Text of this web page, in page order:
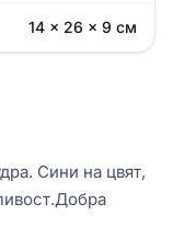
14 × 26 × 9 см
Сини на цвят,